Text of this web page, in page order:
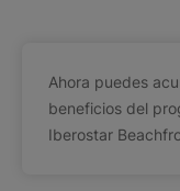
Ahora puedes
beneficios del
Iberostar